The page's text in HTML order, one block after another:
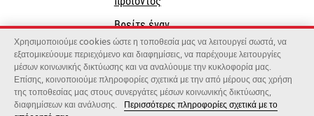
tab
Βρείτε έναν
αντιπρόσωπο
Κατάλογος
χονδρεμπόρων
Χρησιμοποιούμε cookies ώστε η τοποθεσία μας να λειτουργεί σωστά, να
εξατομικεύουμε περιεχόμενο και διαφημίσεις, να παρέχουμε λειτουργίες
μέσων κοινωνικής δικτύωσης και να αναλύουμε την κυκλοφορία μας.
Επίσης, κοινοποιούμε πληροφορίες σχετικά με την από μέρους σας χρήση
της τοποθεσίας μας στους συνεργάτες μέσων κοινωνικής δικτύωσης,
διαφημίσεων και ανάλυσης.
Περισσότερες πληροφορίες σχετικά με το